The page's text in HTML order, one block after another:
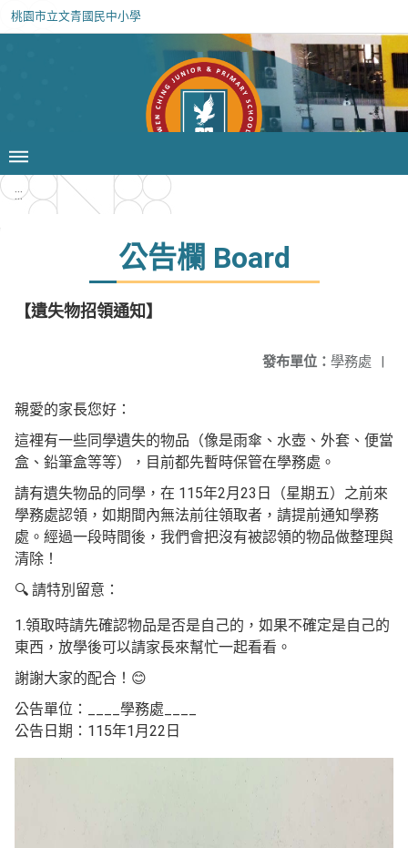
桃園市立文青國民中小學
:::
公告欄 Board
【遺失物招領通知】
發布單位： 學務處 |
親愛的家長您好：
這裡有一些同學遺失的物品（像是雨傘、水壺、外套、便當
盒、鉛筆盒等等），目前都先暫時保管在學務處。
請有遺失物品的同學，在 115年2月23日（星期五）之前來
學務處認領，如期間內無法前往領取者，請提前通知學務
處。經過一段時間後，我們會把沒有被認領的物品做整理與
清除！
🔍 請特別留意：
1.領取時請先確認物品是否是自己的，如果不確定是自己的
東西，放學後可以請家長來幫忙一起看看。
謝謝大家的配合！😊
公告單位：____學務處____
公告日期：115年1月22日